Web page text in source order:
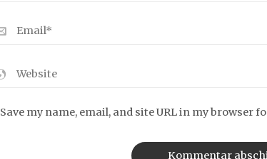
Save my name, email, and site URL in my browser